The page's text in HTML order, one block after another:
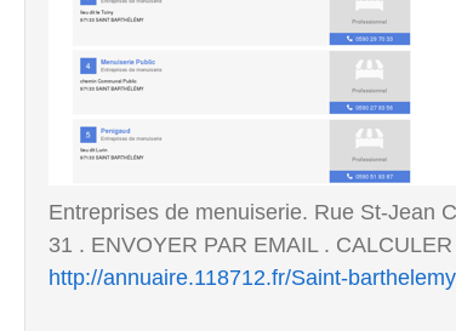
Entreprises de menuiserie. Rue St-Jean
31 . ENVOYER PAR EMAIL .
http://annuaire.118712.fr/Saint-